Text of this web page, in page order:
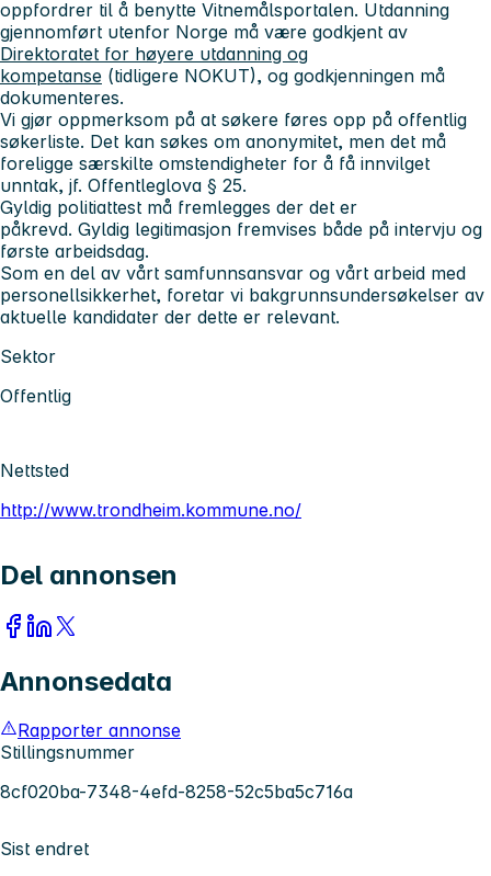
oppfordrer til å benytte Vitnemålsportalen. Utdanning
gjennomført utenfor Norge må være godkjent av
Direktoratet for høyere utdanning og
kompetanse (tidligere NOKUT), og godkjenningen må
dokumenteres.
Vi gjør oppmerksom på at søkere føres opp på offentlig
søkerliste. Det kan søkes om anonymitet, men det må
foreligge særskilte omstendigheter for å få innvilget
unntak, jf. Offentleglova § 25.
Gyldig politiattest må fremlegges der det er
påkrevd. Gyldig legitimasjon fremvises både på intervju og
første arbeidsdag.
Som en del av vårt samfunnsansvar og vårt arbeid med
personellsikkerhet, foretar vi bakgrunnsundersøkelser av
aktuelle kandidater der dette er relevant.
Sektor
Offentlig
Nettsted
http://www.trondheim.kommune.no/
Del annonsen
Annonsedata
Rapporter annonse
Stillingsnummer
8cf020ba-7348-4efd-8258-52c5ba5c716a
Sist endret